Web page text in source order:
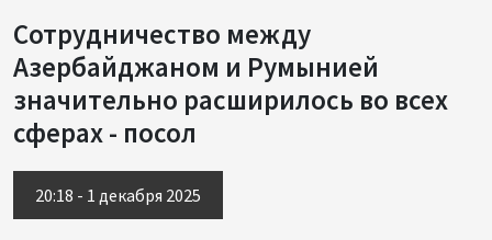
Сотрудничество между
Азербайджаном и Румынией
значительно расширилось во всех
сферах - посол
20:18 - 1 декабря 2025